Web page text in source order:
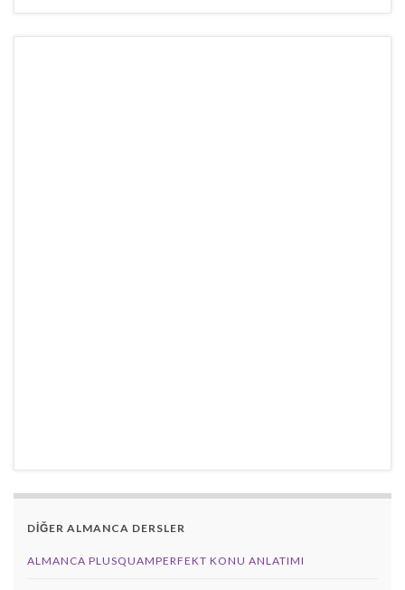
DİĞER ALMANCA DERSLER
ALMANCA PLUSQUAMPERFEKT KONU ANLATIMI